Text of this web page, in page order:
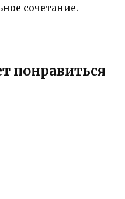
сочетание.
понравиться